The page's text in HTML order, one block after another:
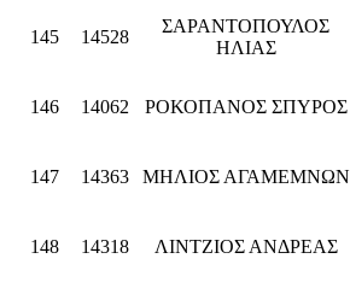
145 14528
ΣΑΡΑΝΤΟΠΟΥΛΟΣ
ΗΛΙΑΣ
146 14062 ΡΟΚΟΠΑΝΟΣ ΣΠΥΡΟΣ
147 14363 ΜΗΛΙΟΣ ΑΓΑΜΕΜΝΩΝ
148 14318 ΛΙΝΤΖΙΟΣ ΑΝΔΡΕΑΣ